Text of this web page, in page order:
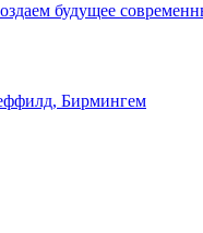
Бирмингем